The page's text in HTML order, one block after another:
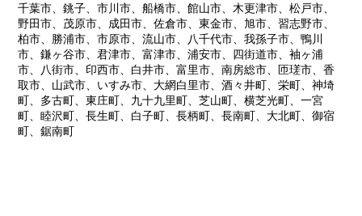
千葉市、銚子、市川市、船橋市、館山市、木更津市、松戸市、
野田市、茂原市、成田市、佐倉市、東金市、旭市、習志野市、
柏市、勝浦市、市原市、流山市、八千代市、我孫子市、鴨川
市、鎌ヶ谷市、君津市、富津市、浦安市、四街道市、袖ヶ浦
市、八街市、印西市、白井市、富里市、南房総市、匝瑳市、香
取市、山武市、いすみ市、大網白里市、酒々井町、栄町、神埼
町、多古町、東庄町、九十九里町、芝山町、横芝光町、一宮
町、睦沢町、長生町、白子町、長柄町、長南町、大北町、御宿
町、鋸南町